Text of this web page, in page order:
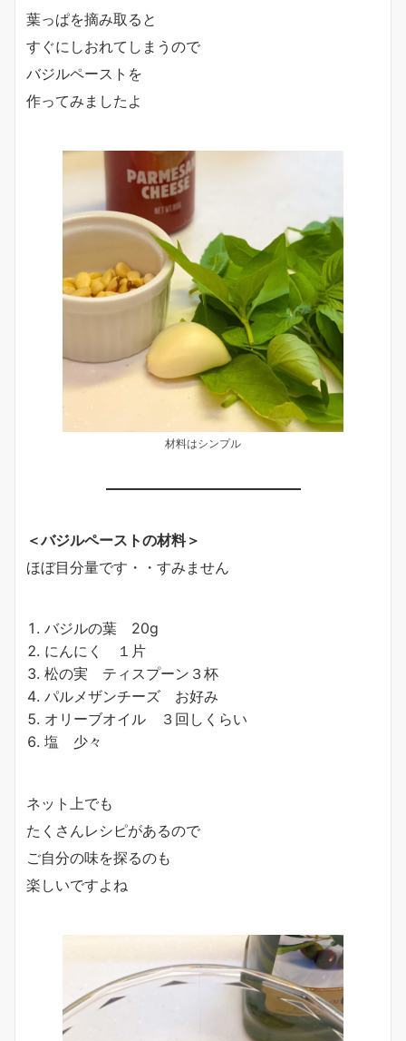
葉っぱを摘み取ると
すぐにしおれてしまうので
バジルペーストを
作ってみましたよ
材料はシンプル
＜バジルペーストの材料＞
ほぼ目分量です・・すみません
バジルの葉 20g
にんにく １片
松の実 ティスプーン３杯
パルメザンチーズ お好み
オリーブオイル ３回しくらい
塩 少々
ネット上でも
たくさんレシピがあるので
ご自分の味を探るのも
楽しいですよね